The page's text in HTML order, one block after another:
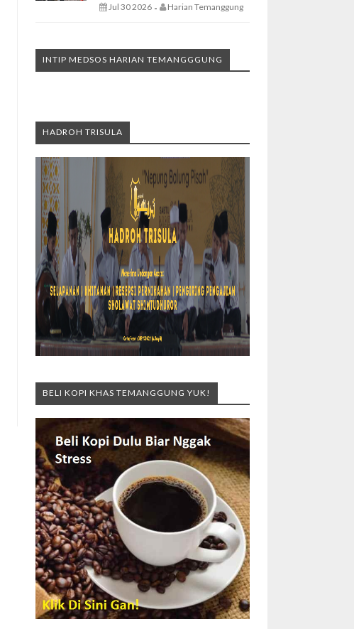
Jul 30 2026 - Harian Temanggung
INTIP MEDSOS HARIAN TEMANGGGUNG
HADROH TRISULA
BELI KOPI KHAS TEMANGGUNG YUK!